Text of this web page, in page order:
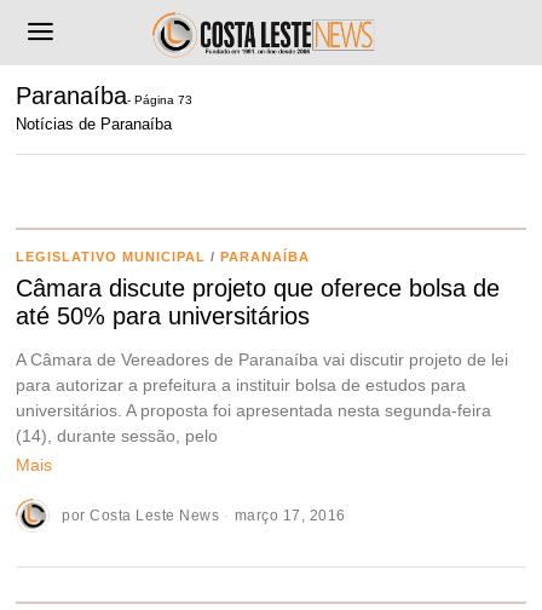
Paranaíba- Página 73
Notícias de Paranaíba
LEGISLATIVO MUNICIPAL / PARANAÍBA
Câmara discute projeto que oferece bolsa de
até 50% para universitários
A Câmara de Vereadores de Paranaíba vai discutir projeto de lei
para autorizar a prefeitura a instituir bolsa de estudos para
universitários. A proposta foi apresentada nesta segunda-feira
(14), durante sessão, pelo
Mais
porCosta Leste News março 17, 2016